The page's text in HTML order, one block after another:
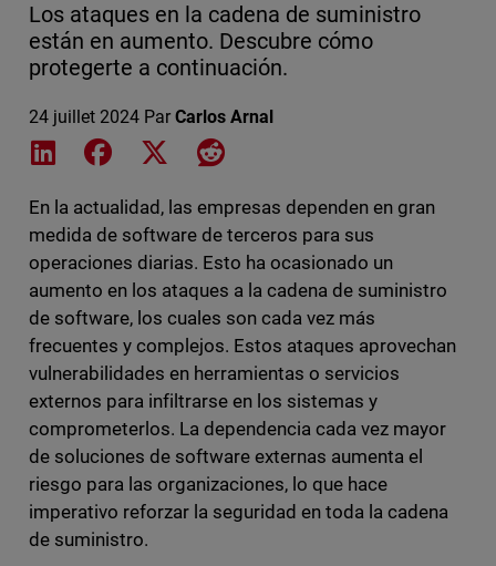
Los ataques en la cadena de suministro
están en aumento. Descubre cómo
protegerte a continuación.
24 juillet 2024 Par Carlos Arnal
Share on LinkedIn
Share on Facebook
Share on XShare on Reddit
En la actualidad, las empresas dependen en gran
medida de software de terceros para sus
operaciones diarias. Esto ha ocasionado un
aumento en los ataques a la cadena de suministro
de software, los cuales son cada vez más
frecuentes y complejos. Estos ataques aprovechan
vulnerabilidades en herramientas o servicios
externos para infiltrarse en los sistemas y
comprometerlos. La dependencia cada vez mayor
de soluciones de software externas aumenta el
riesgo para las organizaciones, lo que hace
imperativo reforzar la seguridad en toda la cadena
de suministro.